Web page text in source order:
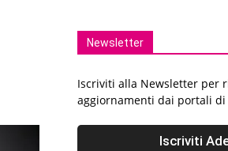
Newsletter
Iscriviti alla Newsletter per
aggiornamenti dai portali di